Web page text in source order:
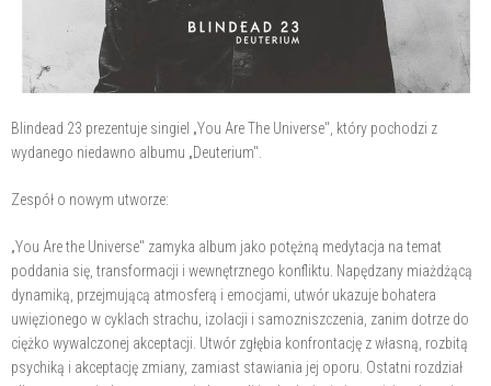
Blindead 23 prezentuje singiel „You Are The Universe", który pochodzi z
wydanego niedawno albumu „Deuterium".
Zespół o nowym utworze:
„You Are the Universe" zamyka album jako potężną medytacja na temat
poddania się, transformacji i wewnętrznego konfliktu. Napędzany miażdżącą
dynamiką, przejmującą atmosferą i emocjami, utwór ukazuje bohatera
uwięzionego w cyklach strachu, izolacji i samozniszczenia, zanim dotrze do
ciężko wywalczonej akceptacji. Utwór zgłębia konfrontację z własną, rozbitą
psychiką i akceptację zmiany, zamiast stawiania jej oporu. Ostatni rozdział